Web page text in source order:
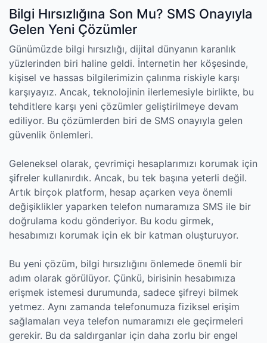
Bilgi Hırsızlığına Son Mu? SMS Onayıyla
Gelen Yeni Çözümler
Günümüzde bilgi hırsızlığı, dijital dünyanın karanlık
yüzlerinden biri haline geldi. İnternetin her köşesinde,
kişisel ve hassas bilgilerimizin çalınma riskiyle karşı
karşıyayız. Ancak, teknolojinin ilerlemesiyle birlikte, bu
tehditlere karşı yeni çözümler geliştirilmeye devam
ediliyor. Bu çözümlerden biri de SMS onayıyla gelen
güvenlik önlemleri.
Geleneksel olarak, çevrimiçi hesaplarımızı korumak için
şifreler kullanırdık. Ancak, bu tek başına yeterli değil.
Artık birçok platform, hesap açarken veya önemli
değişiklikler yaparken telefon numaramıza SMS ile bir
doğrulama kodu gönderiyor. Bu kodu girmek,
hesabımızı korumak için ek bir katman oluşturuyor.
Bu yeni çözüm, bilgi hırsızlığını önlemede önemli bir
adım olarak görülüyor. Çünkü, birisinin hesabımıza
erişmek istemesi durumunda, sadece şifreyi bilmek
yetmez. Aynı zamanda telefonumuza fiziksel erişim
sağlamaları veya telefon numaramızı ele geçirmeleri
gerekir. Bu da saldırganlar için daha zorlu bir engel